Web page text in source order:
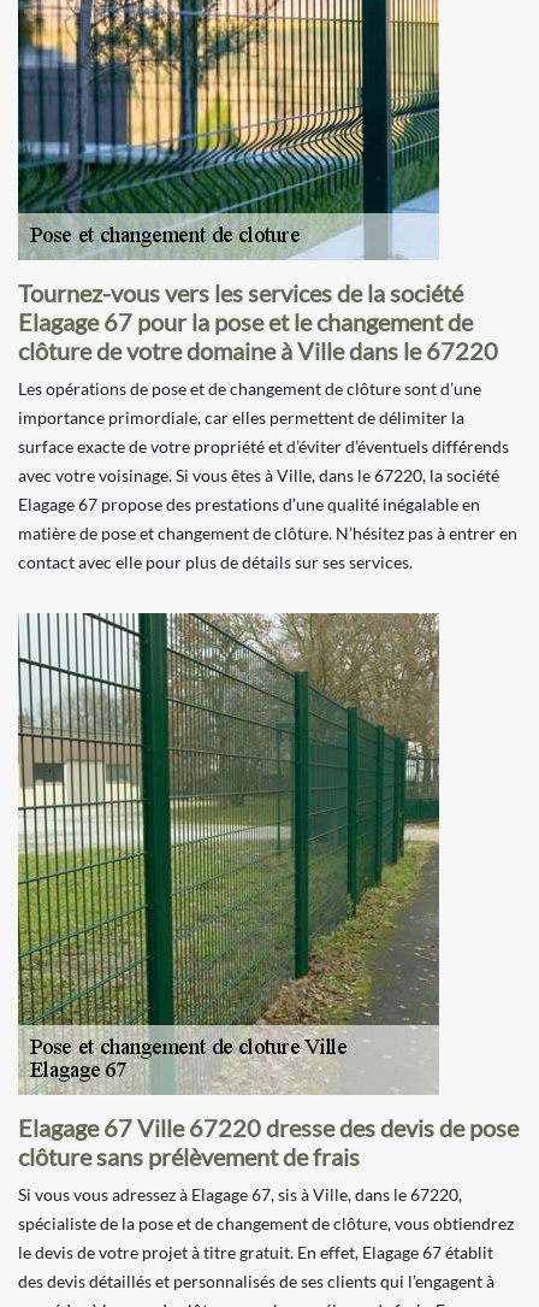
Tournez-vous vers les services de la société
Elagage 67 pour la pose et le changement de
clôture de votre domaine à Ville dans le 67220
Les opérations de pose et de changement de clôture sont d’une
importance primordiale, car elles permettent de délimiter la
surface exacte de votre propriété et d’éviter d’éventuels différends
avec votre voisinage. Si vous êtes à Ville, dans le 67220, la société
Elagage 67 propose des prestations d’une qualité inégalable en
matière de pose et changement de clôture. N’hésitez pas à entrer en
contact avec elle pour plus de détails sur ses services.
Elagage 67 Ville 67220 dresse des devis de pose
clôture sans prélèvement de frais
Si vous vous adressez à Elagage 67, sis à Ville, dans le 67220,
spécialiste de la pose et de changement de clôture, vous obtiendrez
le devis de votre projet à titre gratuit. En effet, Elagage 67 établit
des devis détaillés et personnalisés de ses clients qui l’engagent à